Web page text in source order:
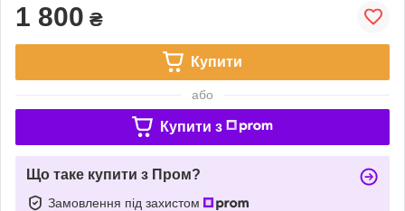
1 800 ₴
Купити
або
Купити з
Що таке купити з Пром?
Замовлення під захистом